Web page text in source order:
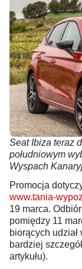
Seat Ibiza teraz
południowym
Wyspach
Promocja
www.tania-
19 marca.
pomiędzy 11
biorących
bardziej
artykułu).